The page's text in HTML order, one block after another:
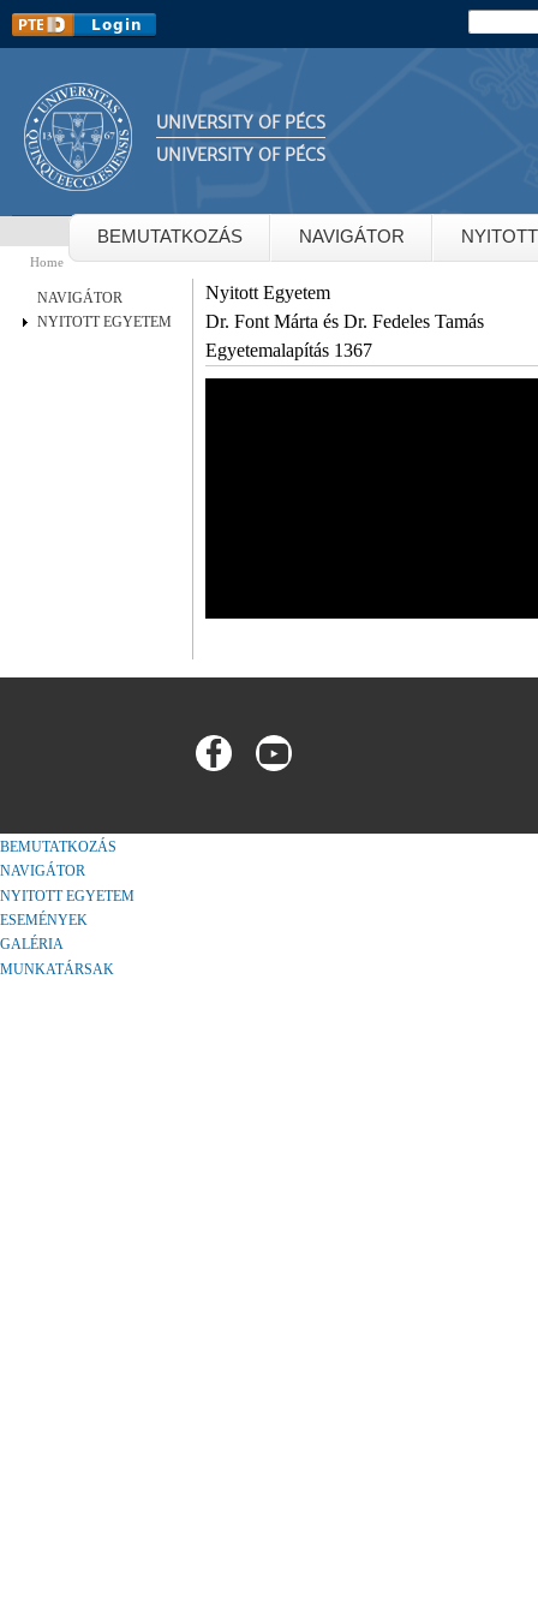
Search
UNIVERSITY OF PÉCS
UNIVERSITY OF PÉCS
BEMUTATKOZÁS NAVIGÁTOR
You are here
Home
NAVIGÁTOR
NYITOTT EGYETEM
Nyitott Egyetem
Dr. Font Márta és Dr. Fedeles Tamás
Egyetemalapítás 1367
BEMUTATKOZÁS
NAVIGÁTOR
NYITOTT EGYETEM
ESEMÉNYEK
GALÉRIA
MUNKATÁRSAK